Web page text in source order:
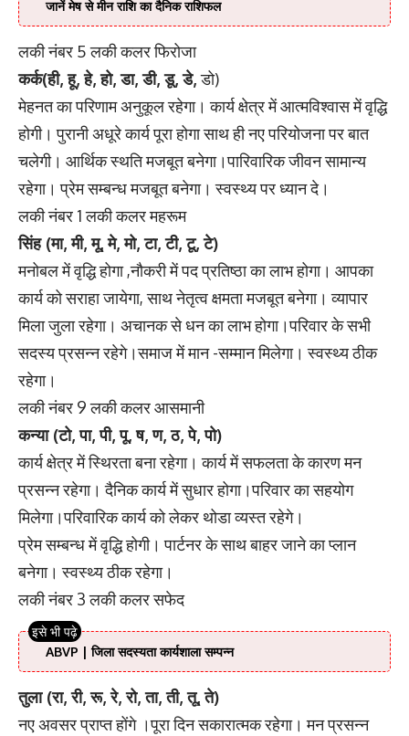
जानें मेष से मीन राशि का दैनिक राशिफल
लकी नंबर 5 लकी कलर फिरोजा
कर्क(ही, हू, हे, हो, डा, डी, डू, डे,डो)
मेहनत का परिणाम अनुकूल रहेगा। कार्य क्षेत्र में आत्मविश्वास में वृद्धि
होगी। पुरानी अधूरे कार्य पूरा होगा साथ ही नए परियोजना पर बात
चलेगी। आर्थिक स्थति मजबूत बनेगा।पारिवारिक जीवन सामान्य
रहेगा। प्रेम सम्बन्ध मजबूत बनेगा। स्वस्थ्य पर ध्यान दे।
लकी नंबर 1 लकी कलर महरूम
सिंह (मा, मी, मू, मे, मो, टा, टी, टू, टे)
मनोबल में वृद्धि होगा ,नौकरी में पद प्रतिष्ठा का लाभ होगा। आपका
कार्य को सराहा जायेगा, साथ नेतृत्व क्षमता मजबूत बनेगा। व्यापार
मिला जुला रहेगा। अचानक से धन का लाभ होगा।परिवार के सभी
सदस्य प्रसन्न रहेगे।समाज में मान -सम्मान मिलेगा। स्वस्थ्य ठीक
रहेगा।
लकी नंबर 9 लकी कलर आसमानी
कन्या (टो, पा, पी, पू, ष, ण, ठ, पे, पो)
कार्य क्षेत्र में स्थिरता बना रहेगा। कार्य में सफलता के कारण मन
प्रसन्न रहेगा। दैनिक कार्य में सुधार होगा।परिवार का सहयोग
मिलेगा।परिवारिक कार्य को लेकर थोडा व्यस्त रहेगे।
प्रेम सम्बन्ध में वृद्धि होगी। पार्टनर के साथ बाहर जाने का प्लान
बनेगा। स्वस्थ्य ठीक रहेगा।
लकी नंबर 3 लकी कलर सफेद
ABVP | जिला सदस्यता कार्यशाला सम्पन्न
तुला (रा, री, रू, रे, रो, ता, ती, तू, ते)
नए अवसर प्राप्त होंगे ।पूरा दिन सकारात्मक रहेगा। मन प्रसन्न